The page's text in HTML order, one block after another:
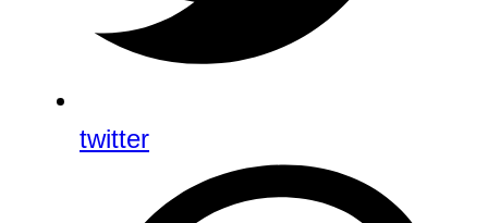
twitter